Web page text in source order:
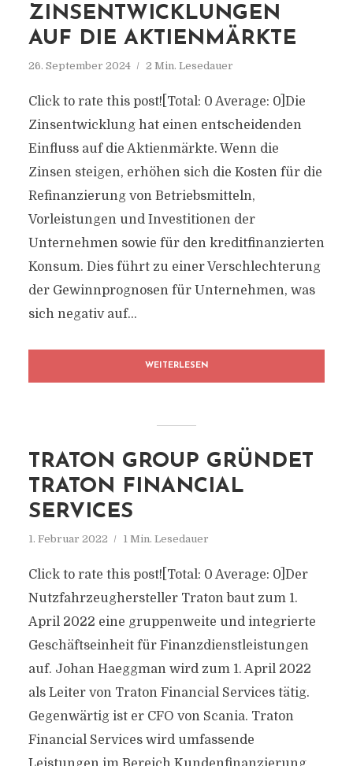
ZINSENTWICKLUNGEN
AUF DIE AKTIENMÄRKTE
26. September 2024 2 Min. Lesedauer
Click to rate this post![Total: 0 Average: 0]Die
Zinsentwicklung hat einen entscheidenden
Einfluss auf die Aktienmärkte. Wenn die
Zinsen steigen, erhöhen sich die Kosten für die
Refinanzierung von Betriebsmitteln,
Vorleistungen und Investitionen der
Unternehmen sowie für den kreditfinanzierten
Konsum. Dies führt zu einer Verschlechterung
der Gewinnprognosen für Unternehmen, was
sich negativ auf...
WEITERLESEN
TRATON GROUP GRÜNDET
TRATON FINANCIAL
SERVICES
1. Februar 2022 1 Min. Lesedauer
Click to rate this post![Total: 0 Average: 0]Der
Nutzfahrzeughersteller Traton baut zum 1.
April 2022 eine gruppenweite und integrierte
Geschäftseinheit für Finanzdienstleistungen
auf. Johan Haeggman wird zum 1. April 2022
als Leiter von Traton Financial Services tätig.
Gegenwärtig ist er CFO von Scania. Traton
Financial Services wird umfassende